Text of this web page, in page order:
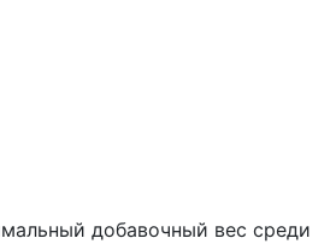
добавочный вес среди